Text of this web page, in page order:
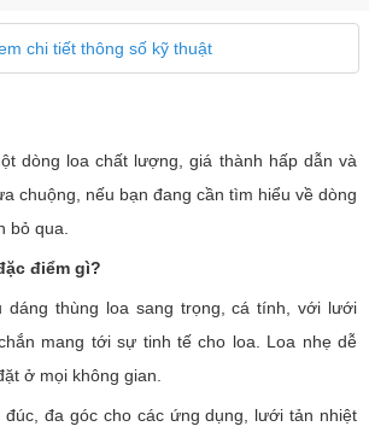
chi tiết thông số kỹ thuật
dòng loa chất lượng, giá thành hấp dẫn và
chuộng, nếu bạn đang cần tìm hiểu về dòng
bỏ qua.
điểm gì?
dáng thùng loa sang trọng, cá tính, với lưới
mang tới sự tinh tế cho loa. Loa nhẹ dễ
ở mọi không gian.
đa góc cho các ứng dụng, lưới tản nhiệt